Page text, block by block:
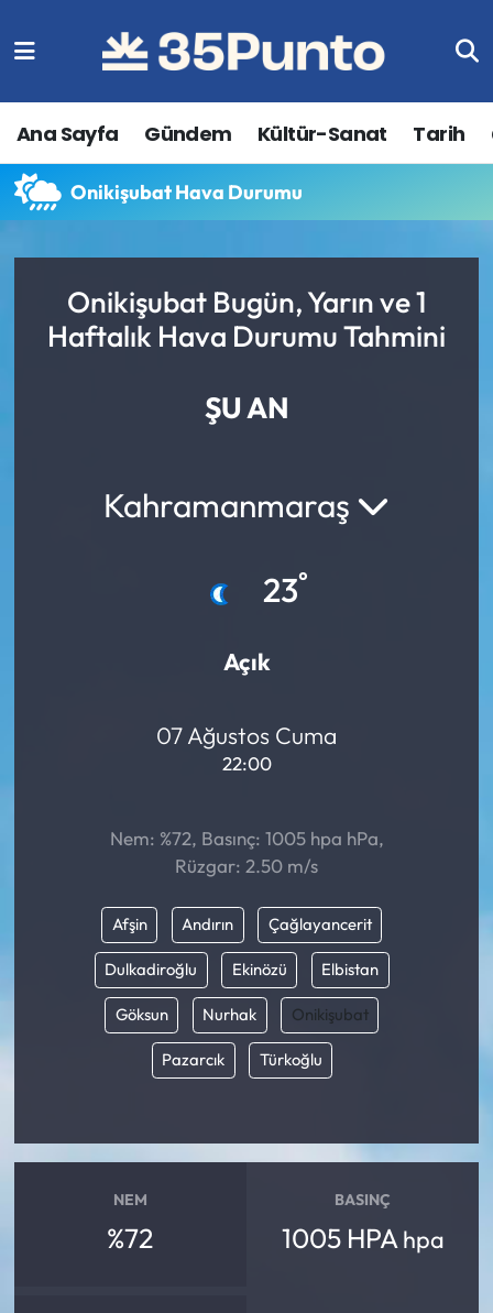
Ana Sayfa Gündem Kültür-Sanat Tarih
Onikişubat Hava Durumu
Onikişubat Bugün, Yarın ve 1
Haftalık Hava Durumu Tahmini
ŞU AN
Kahramanmaraş
23°
Açık
07 Ağustos Cuma
22:00
Nem: %72, Basınç: 1005 hpa hPa,
Rüzgar: 2.50 m/s
Afşin Andırın Çağlayancerit
Dulkadiroğlu Ekinözü Elbistan
Göksun Nurhak Onikişubat
Pazarcık Türkoğlu
NEM
%72
BASINÇ
1005 HPA hpa